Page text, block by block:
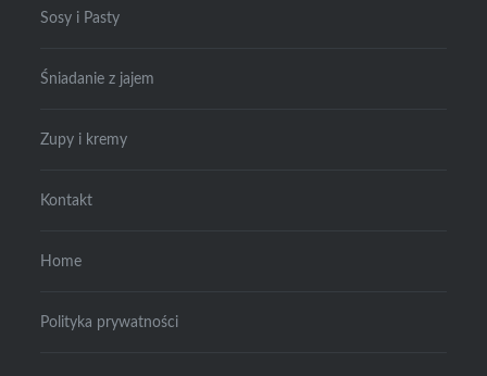
Sosy i Pasty
Śniadanie z jajem
Zupy i kremy
Kontakt
Home
Polityka prywatności